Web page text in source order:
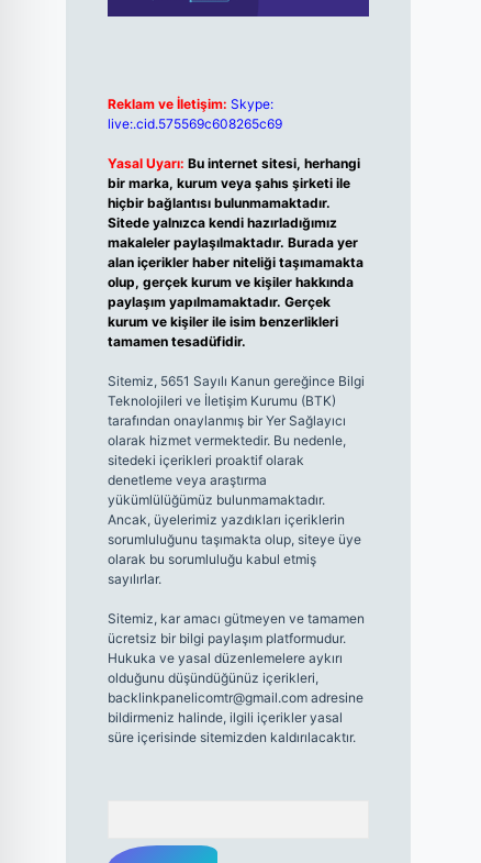
Reklam ve İletişim: Skype:
live:.cid.575569c608265c69
Yasal Uyarı: Bu internet sitesi, herhangi
bir marka, kurum veya şahıs şirketi ile
hiçbir bağlantısı bulunmamaktadır.
Sitede yalnızca kendi hazırladığımız
makaleler paylaşılmaktadır. Burada yer
alan içerikler haber niteliği taşımamakta
olup, gerçek kurum ve kişiler hakkında
paylaşım yapılmamaktadır. Gerçek
kurum ve kişiler ile isim benzerlikleri
tamamen tesadüfidir.
Sitemiz, 5651 Sayılı Kanun gereğince Bilgi
Teknolojileri ve İletişim Kurumu (BTK)
tarafından onaylanmış bir Yer Sağlayıcı
olarak hizmet vermektedir. Bu nedenle,
sitedeki içerikleri proaktif olarak
denetleme veya araştırma
yükümlülüğümüz bulunmamaktadır.
Ancak, üyelerimiz yazdıkları içeriklerin
sorumluluğunu taşımakta olup, siteye üye
olarak bu sorumluluğu kabul etmiş
sayılırlar.
Sitemiz, kar amacı gütmeyen ve tamamen
ücretsiz bir bilgi paylaşım platformudur.
Hukuka ve yasal düzenlemelere aykırı
olduğunu düşündüğünüz içerikleri,
backlinkpanelicomtr@gmail.comadresine
bildirmeniz halinde, ilgili içerikler yasal
süre içerisinde sitemizden kaldırılacaktır.